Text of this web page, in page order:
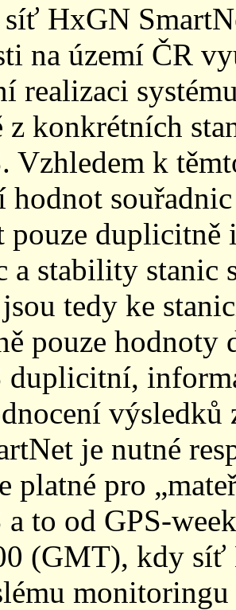
HxGN
na území ČR
realizaci
z konkrétních
Vzhledem k
hodnot
pouze
a stability stanic
tedy ke
pouze
duplicitní,
je nutné
platné pro
a to od GPS-
(GMT), kdy síť